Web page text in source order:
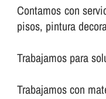
Contamos con
pisos, pintura
Trabajamos para
Trabajamos con